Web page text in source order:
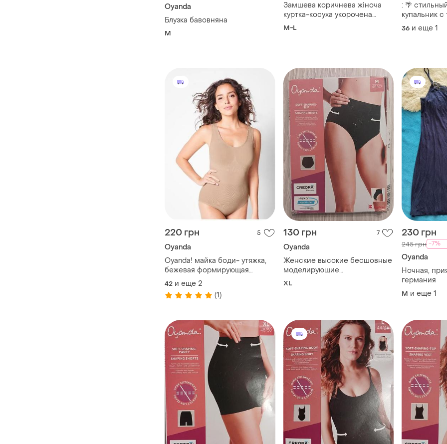
Oyanda
Блузка бавовняна
M
Замшева коричнева жіноча
куртка-косуха укорочена
oyanda🤍
M-L
: 🌴
купальник
принтом
36 и еще 1
220 грн 5
Oyanda
Oyanda! майка боди- утяжка,
бежевая формирующая
фигуру, s 36/38=42/44
42 и еще 2
(1)
130 грн 7
Oyanda
Женские высокие бесшовные
моделирующие
корректирующие трусики
XL
230 грн
245 грн -7%
Oyanda
Ночная,
германия
M и еще 1